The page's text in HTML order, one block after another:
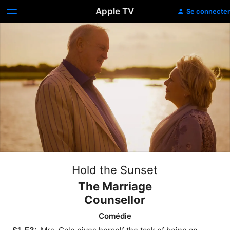
Apple TV Se connecter
Hold the Sunset
The Marriage
Counsellor
Comédie